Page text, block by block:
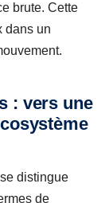
brute. Cette
dans un
: vers une
distingue
de